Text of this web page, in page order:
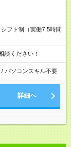
談ください！
/ パソコンスキル不要
詳細へ